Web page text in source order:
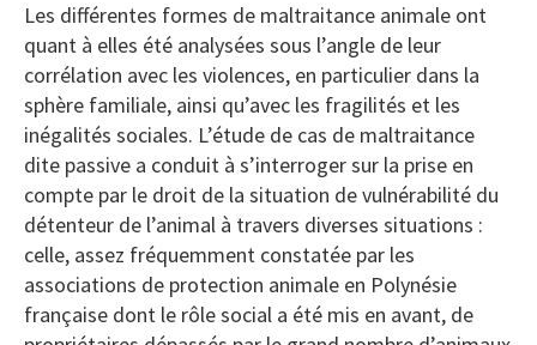
Les différentes formes de maltraitance animale ont
quant à elles été analysées sous l’angle de leur
corrélation avec les violences, en particulier dans la
sphère familiale, ainsi qu’avec les fragilités et les
inégalités sociales. L’étude de cas de maltraitance
dite passive a conduit à s’interroger sur la prise en
compte par le droit de la situation de vulnérabilité du
détenteur de l’animal à travers diverses situations :
celle, assez fréquemment constatée par les
associations de protection animale en Polynésie
française dont le rôle social a été mis en avant, de